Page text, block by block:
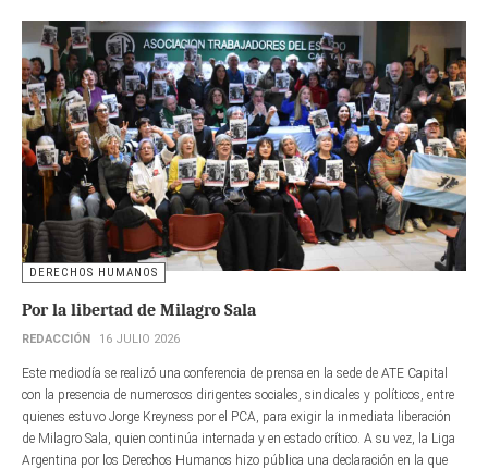
DERECHOS HUMANOS
Por la libertad de Milagro Sala
REDACCIÓN 16 JULIO 2026
Este mediodía se realizó una conferencia de prensa en la sede de ATE Capital
con la presencia de numerosos dirigentes sociales, sindicales y políticos, entre
quienes estuvo Jorge Kreyness por el PCA, para exigir la inmediata liberación
de Milagro Sala, quien continúa internada y en estado crítico. A su vez, la Liga
Argentina por los Derechos Humanos hizo pública una declaración en la que